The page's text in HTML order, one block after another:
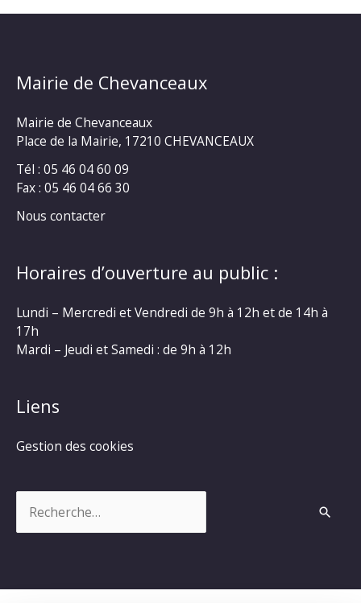
Mairie de Chevanceaux
Mairie de Chevanceaux
Place de la Mairie, 17210 CHEVANCEAUX
Tél : 05 46 04 60 09
Fax : 05 46 04 66 30
Nous contacter
Horaires d’ouverture au public :
Lundi – Mercredi et Vendredi de 9h à 12h et de 14h à
17h
Mardi – Jeudi et Samedi : de 9h à 12h
Liens
Gestion des cookies